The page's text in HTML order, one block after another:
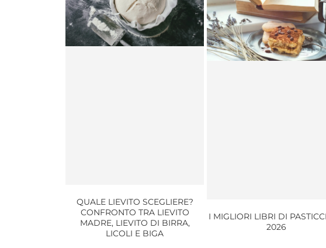
QUALE LIEVITO SCEGLIERE?
CONFRONTO TRA LIEVITO
MADRE, LIEVITO DI BIRRA,
LICOLI E BIGA
I MIGLIORI LIBRI DI
2026